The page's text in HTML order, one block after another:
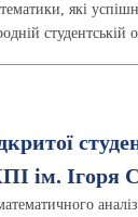
які
студентській
ім. Ігоря